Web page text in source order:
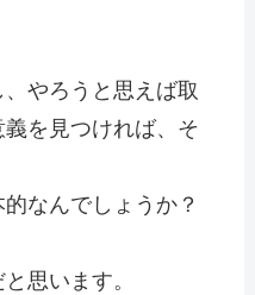
やろうと思えば取
を見つければ、そ
なんでしょうか？
思います。